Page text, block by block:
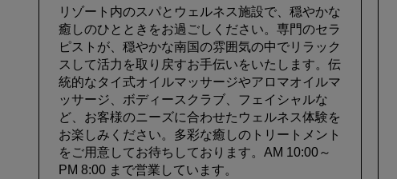
リゾート内のスパとウェルネス施設で、穏やかな
癒しのひとときをお過ごしください。専門のセラ
ピストが、穏やかな南国の雰囲気の中でリラック
スして活力を取り戻すお手伝いをいたします。伝
統的なタイ式オイルマッサージやアロマオイルマ
ッサージ、ボディースクラブ、フェイシャルな
ど、お客様のニーズに合わせたウェルネス体験を
お楽しみください。多彩な癒しのトリートメント
をご用意してお待ちしております。AM 10:00～
PM 8:00 まで営業しています。